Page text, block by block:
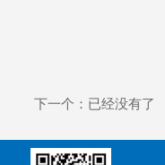
下一个：已经没有了